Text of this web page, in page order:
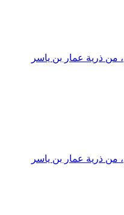
من ذرية عمار بن ياسر
من ذرية عمار بن ياسر